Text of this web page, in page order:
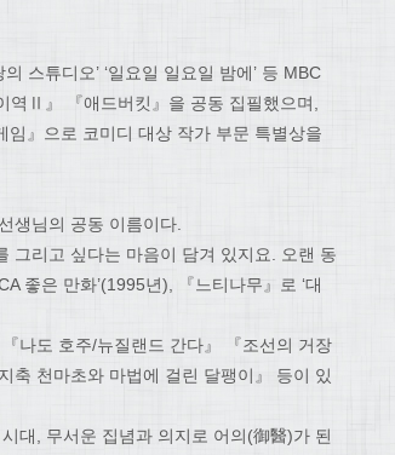
스튜디오’ ‘일요일 일요일 밤에’ 등 MBC
역Ⅱ』 『애드버킷』을 공동 집필했으며,
』으로 코미디 대상 작가 부문 특별상을
생님의 공동 이름이다.
그리고 싶다는 마음이 담겨 있지요. 오랜 동
좋은 만화’(1995년), 『느티나무』로 ‘대
나도 호주/뉴질랜드 간다』 『조선의 거장
축 천마초와 마법에 걸린 달팽이』 등이 있
대, 무서운 집념과 의지로 어의(御醫)가 된